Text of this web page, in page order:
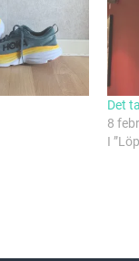
Det
8
I